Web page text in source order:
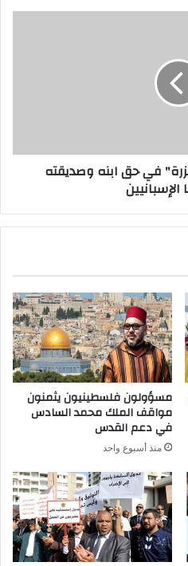
في حق ابنه وصديقته
الإسبانيين
مسؤولون فلسطينيون يثمنون
مواقف الملك محمد السادس
في دعم القدس
منذ أسبوع واحد